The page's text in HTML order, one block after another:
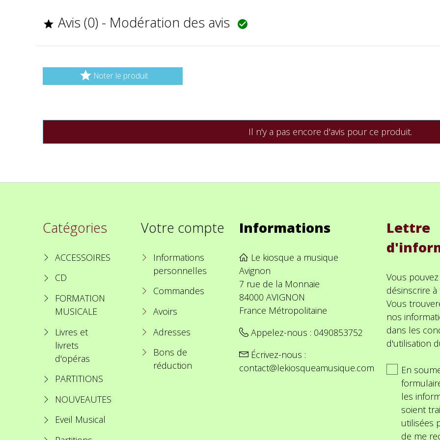
 Avis (0) - Modération des avis 
 Noter le produit
Il n'y a pas encore d'avis pour ce produit.
Catégories
ACCESSOIRES
CD
FORMATION
MUSICALE
Livres et
livrets
d'opéras
PARTITIONS
NOUVEAUTES
Eveil Musical
Votre compte
Informations
personnelles
Commandes
Avoirs
Adresses
Bons de
réduction
Informations
Le kiosque a musique
Avignon
7 rue de la Monnaie
84000 AVIGNON
France Métropolitaine
Appelez-nous : 0490853752
Écrivez-nous :
contact@lekiosqueamusique.com
Lettre
Vous
désinscrire
Vous
nos
dans les
d'utilisation
En
les
soient
utilisées
de me